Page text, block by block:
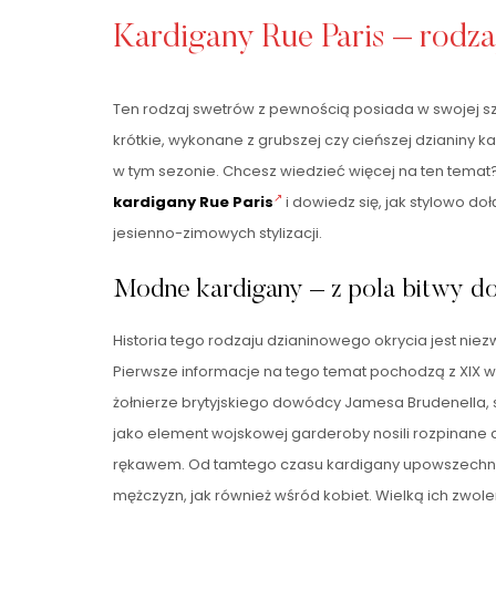
Kardigany Rue Paris –
Ten rodzaj swetrów z pewnością posiada w swojej
krótkie, wykonane z grubszej czy cieńszej dzianiny
w tym sezonie. Chcesz wiedzieć więcej na ten
kardigany Rue Paris
i dowiedz się, jak stylowo
jesienno-zimowych stylizacji.
Modne kardigany – z pola bitwy
Historia tego rodzaju dzianinowego okrycia jest
Pierwsze informacje na tego temat pochodzą z XIX
żołnierze brytyjskiego dowódcy Jamesa
jako element wojskowej garderoby nosili rozpinane
rękawem. Od tamtego czasu kardigany
mężczyzn, jak również wśród kobiet. Wielką ich